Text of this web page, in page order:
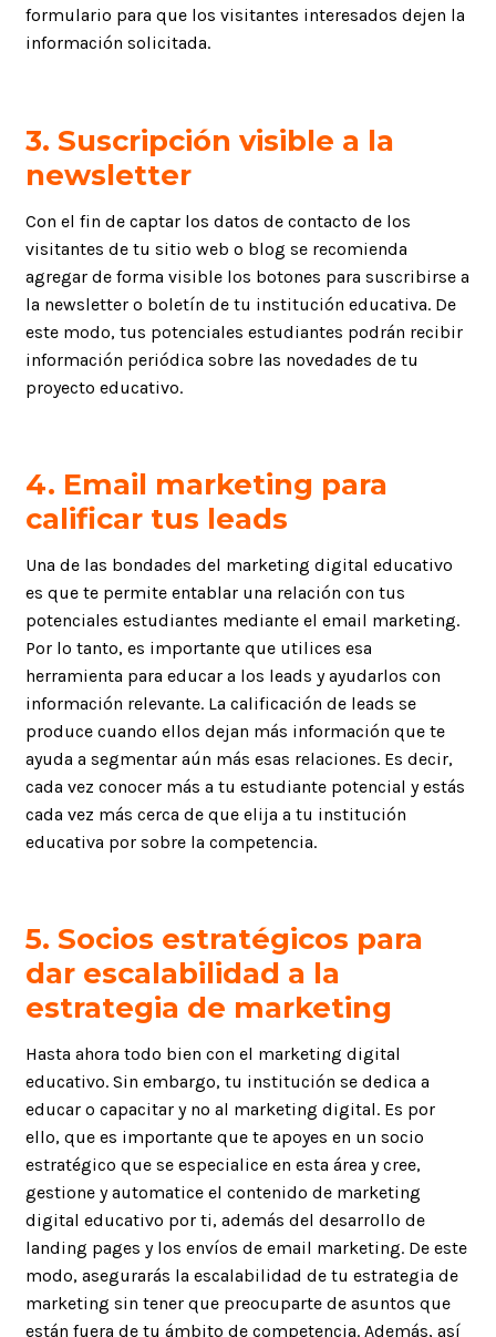
formulario para que los visitantes interesados dejen la
información solicitada.
3. Suscripción visible a la
newsletter
Con el fin de captar los datos de contacto de los
visitantes de tu sitio web o blog se recomienda
agregar de forma visible los botones para suscribirse a
la newsletter o boletín de tu institución educativa. De
este modo, tus potenciales estudiantes podrán recibir
información periódica sobre las novedades de tu
proyecto educativo.
4. Email marketing para
calificar tus leads
Una de las bondades del marketing digital educativo
es que te permite entablar una relación con tus
potenciales estudiantes mediante el email marketing.
Por lo tanto, es importante que utilices esa
herramienta para educar a los leads y ayudarlos con
información relevante. La calificación de leads se
produce cuando ellos dejan más información que te
ayuda a segmentar aún más esas relaciones. Es decir,
cada vez conocer más a tu estudiante potencial y estás
cada vez más cerca de que elija a tu institución
educativa por sobre la competencia.
5. Socios estratégicos para
dar escalabilidad a la
estrategia de marketing
Hasta ahora todo bien con el marketing digital
educativo. Sin embargo, tu institución se dedica a
educar o capacitar y no al marketing digital. Es por
ello, que es importante que te apoyes en un socio
estratégico que se especialice en esta área y cree,
gestione y automatice el contenido de marketing
digital educativo por ti, además del desarrollo de
landing pages y los envíos de email marketing. De este
modo, asegurarás la escalabilidad de tu estrategia de
marketing sin tener que preocuparte de asuntos que
están fuera de tu ámbito de competencia. Además, así